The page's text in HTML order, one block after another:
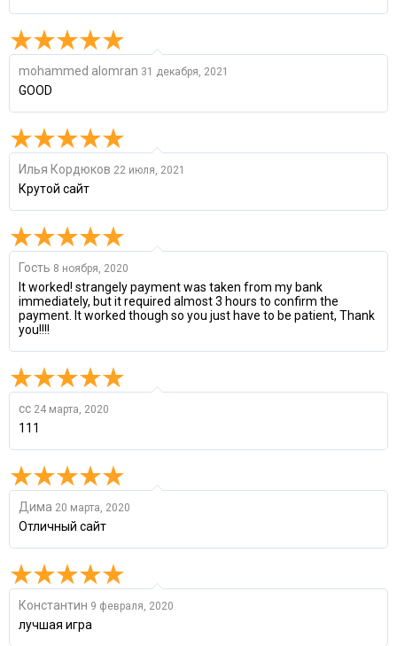
mohammed alomran 31 декабря, 2021
GOOD
Илья Кордюков 22 июля, 2021
Крутой сайт
Гость 8 ноября, 2020
It worked! strangely payment was taken from my bank
immediately, but it required almost 3 hours to confirm the
payment. It worked though so you just have to be patient, Thank
you!!!!
сс 24 марта, 2020
111
Дима 20 марта, 2020
Отличный сайт
Константин 9 февраля, 2020
лучшая игра